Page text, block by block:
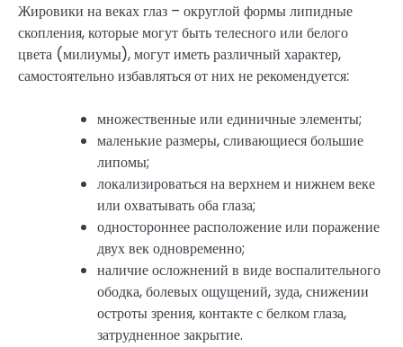
Жировики на веках глаз – округлой формы липидные
скопления, которые могут быть телесного или белого
цвета (милиумы), могут иметь различный характер,
самостоятельно избавляться от них не рекомендуется:
множественные или единичные элементы;
маленькие размеры, сливающиеся большие
липомы;
локализироваться на верхнем и нижнем веке
или охватывать оба глаза;
одностороннее расположение или поражение
двух век одновременно;
наличие осложнений в виде воспалительного
ободка, болевых ощущений, зуда, снижении
остроты зрения, контакте с белком глаза,
затрудненное закрытие.